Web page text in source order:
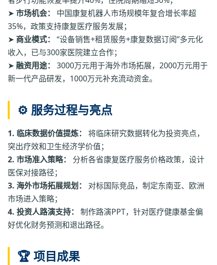
➤ 市场机会：
中国康复机器人市场规模年复合增长率超
35%，政策支持康复医疗服务发展；
➤ 商业模式：
“设备销售+租赁服务+康复数据订阅”多元化
收入，已与300家医院建立合作；
➤ 融资用途：
3000万元用于海外市场拓展，2000万元用于
新一代产品研发，1000万元补充流动资金。
⚙️ 服务过程与亮点
1. 临床数据价值提炼：
将临床研究数据转化为投资亮点，
突出疗效和卫生经济学价值；
2. 市场准入策略：
分析各省康复医疗服务价格政策，设计
医保对接路径；
3. 海外市场拓展规划：
对标国际竞品，制定东南亚、欧洲
市场进入策略；
4. 投资人路演支持：
制作路演PPT，针对医疗健康基金偏
好优化财务预测和退出路径。
🏆 项目成果